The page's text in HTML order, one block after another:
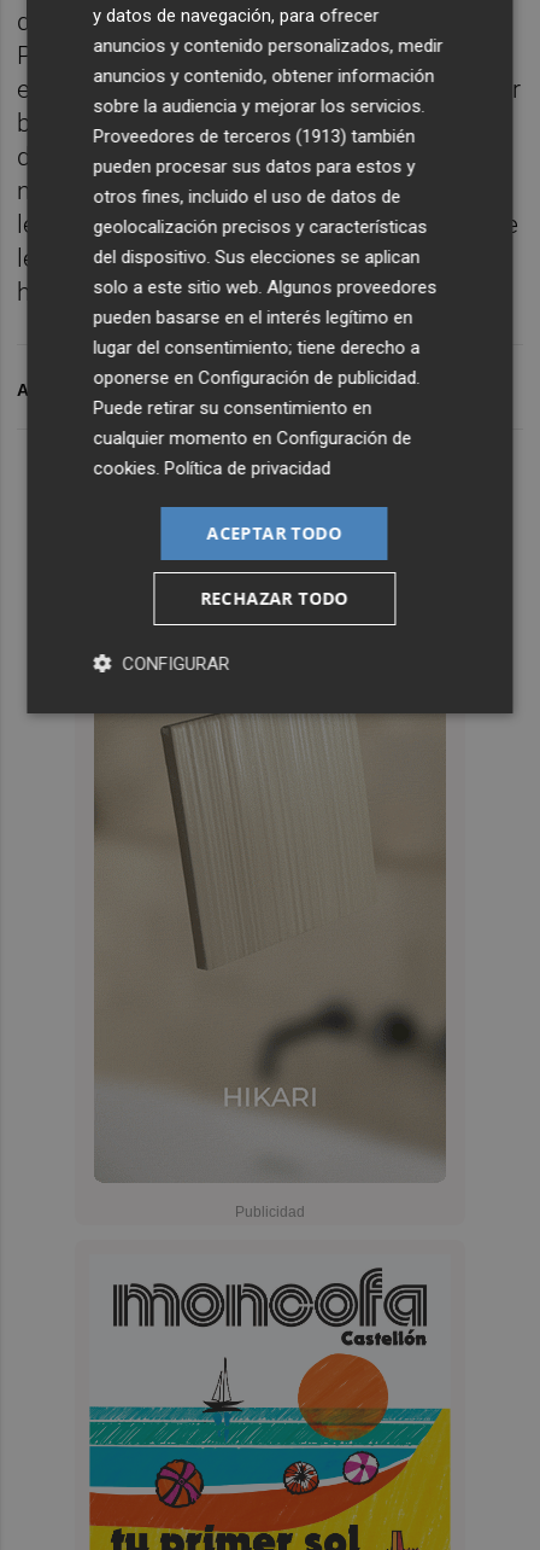
defendido la decisión de suspender el
Parlamento, que la oposición considera que
es un intento de impedir que puedan intentar
bloquear un Brexit sin acuerdo al que estaría
dispuesto el primer ministro. "El Gobierno
necesita adelantar una fuerte agenda
legislativa doméstica y a los diputados no se
les impide escrutar nuestra salida de la UE",
ha subrayado.
ARCHIVADO EN REINO UNIDO
y datos de navegación, para ofrecer
anuncios y contenido personalizados, medir
anuncios y contenido, obtener información
sobre la audiencia y mejorar los servicios.
Proveedores de terceros (1913) también
pueden procesar sus datos para estos y
otros fines, incluido el uso de datos de
geolocalización precisos y características
del dispositivo. Sus elecciones se aplican
solo a este sitio web. Algunos proveedores
pueden basarse en el interés legítimo en
lugar del consentimiento; tiene derecho a
oponerse enConfiguración de publicidad.
Puede retirar su consentimiento en
cualquier momento enConfiguración de
cookies.Política de privacidad
ACEPTAR TODO
RECHAZAR TODO
CONFIGURAR